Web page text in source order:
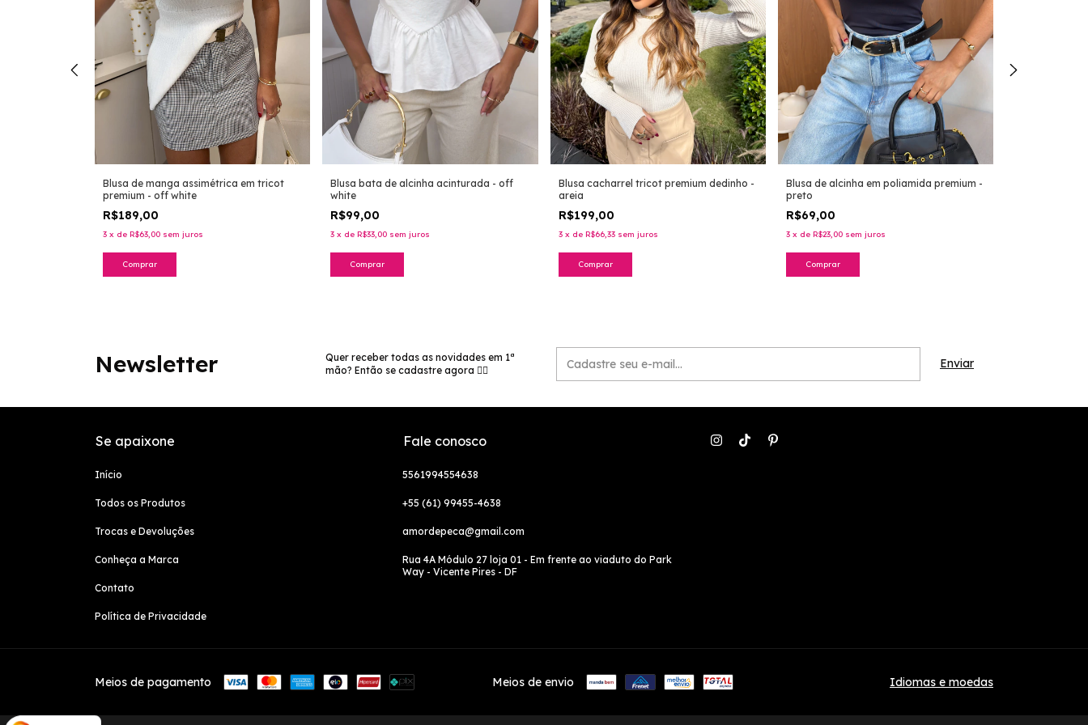
Blusa de manga assimétrica em tricot
premium - off white
R$189,00
3 x de R$63,00 sem juros
Comprar
Blusa bata de alcinha acinturada - off
white
R$99,00
3 x deR$33,00 sem juros
Comprar
Blusa cacharrel tricot premium dedinho -
areia
R$199,00
3 x de R$66,33 sem juros
Comprar
Blusa de alcinha em poliamida premium -
preto
R$69,00
3 x de R$23,00 sem juros
Comprar
Newsletter
Quer receber todas as novidades em 1ª
mão? Então se cadastre agora 👉🏻
Se apaixone
Início
Todos os Produtos
Trocas e Devoluções
Conheça a Marca
Contato
Política de Privacidade
Fale conosco
5561994554638
+55 (61) 99455-4638
amordepeca@gmail.com
Rua 4A Módulo 27 loja 01 - Em frente ao viaduto do Park
Way - Vicente Pires - DF
Meios de pagamento Meios de envio Idiomas e moedas